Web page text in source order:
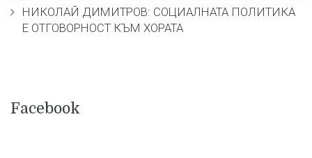
НИКОЛАЙ ДИМИТРОВ: СОЦИАЛНАТА ПОЛИТИКА
Е ОТГОВОРНОСТ КЪМ ХОРАТА
Facebook